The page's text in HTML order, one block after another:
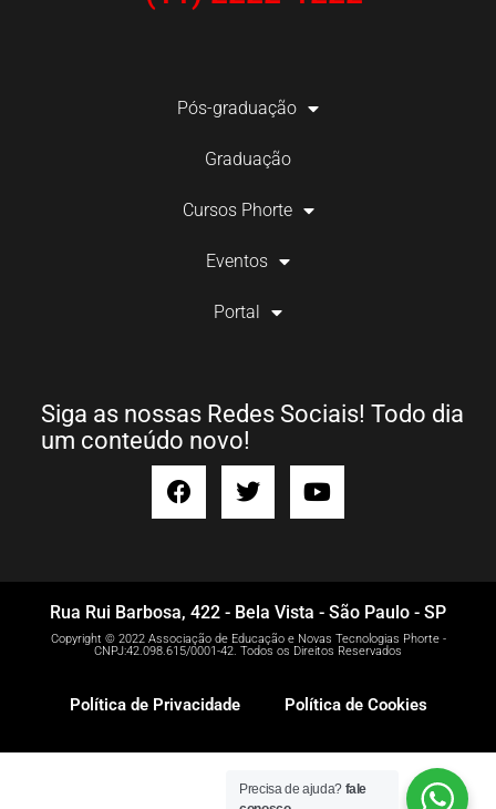
Pós-graduação
Graduação
Cursos Phorte
Eventos
Portal
Siga as nossas Redes Sociais! Todo dia
um conteúdo novo!
Rua Rui Barbosa, 422 - Bela Vista - São Paulo - SP
Copyright © 2022 Associação de Educação e Novas Tecnologias Phorte -
CNPJ:42.098.615/0001-42. Todos os Direitos Reservados
Política de Privacidade Política de Cookies
Precisa de ajuda? fale